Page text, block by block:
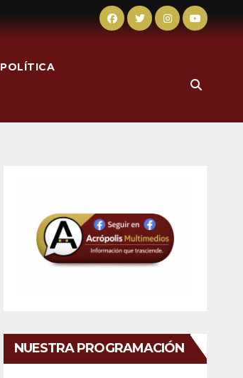
POLÍTICA
NUESTRA PROGRAMACIÓN